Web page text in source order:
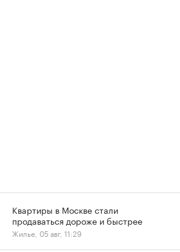
Квартиры в Москве стали
продаваться дороже и быстрее
Жилье, 05 авг, 11:29